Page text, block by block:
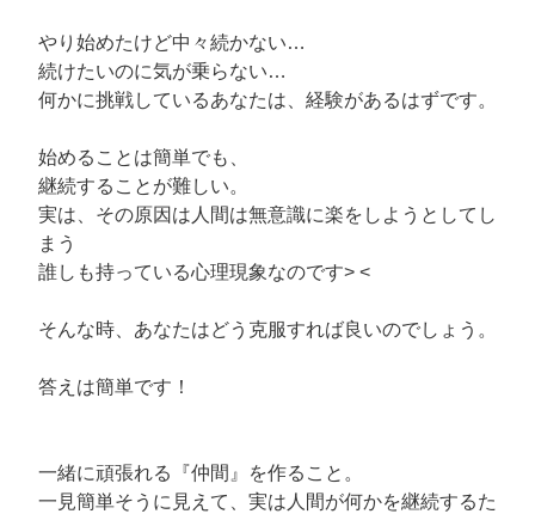
やり始めたけど中々続かない…
続けたいのに気が乗らない…
何かに挑戦しているあなたは、経験があるはずです。
始めることは簡単でも、
継続することが難しい。
実は、その原因は人間は無意識に楽をしようとしてし
まう
誰しも持っている心理現象なのです> <
そんな時、あなたはどう克服すれば良いのでしょう。
答えは簡単です！
一緒に頑張れる『仲間』を作ること。
一見簡単そうに見えて、実は人間が何かを継続するた